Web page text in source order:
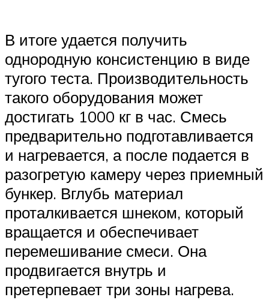
В итоге удается получить
однородную консистенцию в виде
тугого теста. Производительность
такого оборудования может
достигать 1000 кг в час. Смесь
предварительно подготавливается
и нагревается, а после подается в
разогретую камеру через приемный
бункер. Вглубь материал
проталкивается шнеком, который
вращается и обеспечивает
перемешивание смеси. Она
продвигается внутрь и
претерпевает три зоны нагрева.